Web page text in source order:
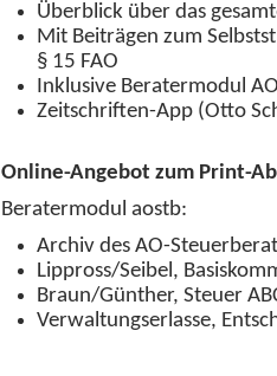
Überblick über das
Mit Beiträgen zum
§ 15 FAO
Inklusive Beratermodul
Zeitschriften-App (Otto
Online-Angebot zum Print-
Beratermodul aostb:
Archiv des AO-
Lippross/Seibel,
Braun/Günther, Steuer
Verwaltungserlasse,